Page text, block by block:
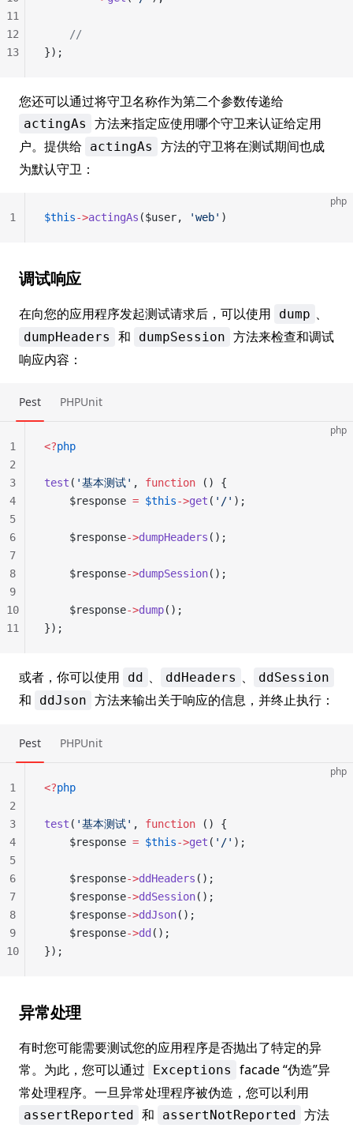
    //
});
11
12
13
您还可以通过将守卫名称作为第二个参数传递给
actingAs
方法来指定应使用哪个守卫来认证给定用
户。提供给 actingAs
方法的守卫将在测试期间也成
为默认守卫：
php
$this->actingAs ($user, 'web' )
1
调试响应
在向您的应用程序发起测试请求后，可以使用 dump 、
dumpHeaders 和 dumpSession 方法来检查和调试
响应内容：
Pest PHPUnit
php
<?php
test ( '基本测试' , function () {
    $response
= $this->get ( '/' );
    $response
->dumpHeaders ();
    $response
->dumpSession();
    $response
->dump();
});
1
2
3
4
5
6
7
8
9
10
11
或者，你可以使用 dd 、 ddHeaders 、 ddSession
和 ddJson 方法来输出关于响应的信息，并终止执行：
Pest PHPUnit
php
<?php
test ( '基本测试' , function () {
    $response
= $this->get ( '/' );
    $response
->ddHeaders ();
    $response
->ddSession();
    $response
->ddJson();
    $response
->dd ();
});
1
2
3
4
5
6
7
8
9
10
异常处理
有时您可能需要测试您的应用程序是否抛出了特定的异
常。为此，您可以通过
Exceptions
facade “伪造”异
常处理程序。一旦异常处理程序被伪造，您可以利用
assertReported 和 assertNotReported 方法